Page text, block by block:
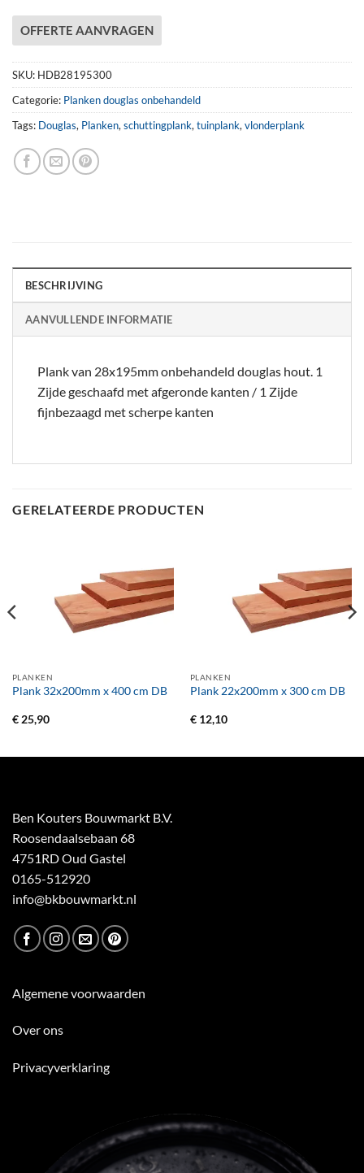
OFFERTE AANVRAGEN
SKU: HDB28195300
Categorie: Planken douglas onbehandeld
Tags: Douglas, Planken,schuttingplank,tuinplank,vlonderplank
BESCHRIJVING
AANVULLENDE INFORMATIE
Plank van 28x195mm onbehandeld douglas hout. 1
Zijde geschaafd met afgeronde kanten / 1 Zijde
fijnbezaagd met scherpe kanten
GERELATEERDE PRODUCTEN
PLANKEN
Plank 32x200mm x 400 cm DB
€25,90
PLANKEN
Plank 22x200mm x 300 cm DB
€12,10
Ben Kouters Bouwmarkt B.V.
Roosendaalsebaan 68
4751RD Oud Gastel
0165-512920
info@bkbouwmarkt.nl
Algemene voorwaarden
Over ons
Privacyverklaring